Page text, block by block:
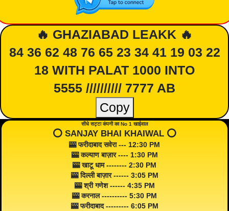
🔥 GHAZIABAD LEAKK 🔥
84 36 62 48 76 65 23 34 41 19 03 22
18 WITH PALAT 1000 INTO
5555 ////////// 7777 AB
Copy
सीधे सट्टा कंपनी का No 1 खाईवाल
⭕️ SANJAY BHAI KHAIWAL ⭕️
🎰 फरीदाबाद सवेरा --- 12:30 PM
🎰 कल्याण बाज़ार ---- 1:30 PM
🎰 खाटू धाम -------- 2:30 PM
🎰 दिल्ली बाज़ार ------ 3:05 PM
🎰 श्री गणेश ------ 4:35 PM
🎰 करनाल ---------- 5:30 PM
🎰 फरीदाबाद --------- 6:05 PM